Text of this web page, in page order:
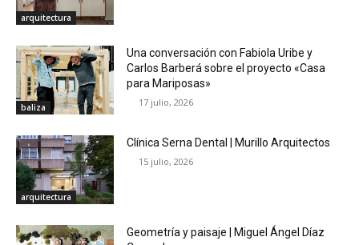
arquitectura
baliza
Una conversación con Fabiola Uribe y
Carlos Barberá sobre el proyecto «Casa
para Mariposas»
17 julio, 2026
arquitectura
Clínica Serna Dental | Murillo Arquitectos
15 julio, 2026
Geometría y paisaje | Miguel Ángel Díaz